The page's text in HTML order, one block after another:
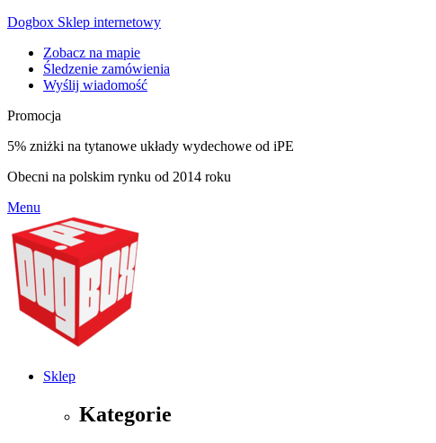
Dogbox Sklep internetowy
Zobacz na mapie
Śledzenie zamówienia
Wyślij wiadomość
Promocja
5% zniżki na tytanowe układy wydechowe od iPE
Obecni na polskim rynku od 2014 roku
Menu
Sklep
Kategorie